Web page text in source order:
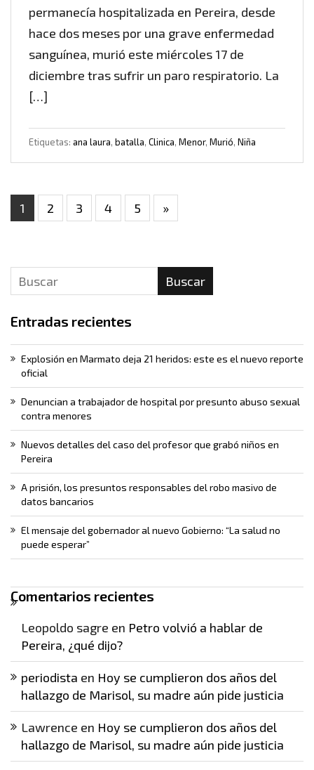
permanecía hospitalizada en Pereira, desde
hace dos meses por una grave enfermedad
sanguínea, murió este miércoles 17 de
diciembre tras sufrir un paro respiratorio. La
[…]
Etiquetas: ana laura, batalla, Clinica, Menor, Murió, Niña
1 2 3 4 5 »
Buscar
Entradas recientes
Explosión en Marmato deja 21 heridos: este es el nuevo reporte
oficial
Denuncian a trabajador de hospital por presunto abuso sexual
contra menores
Nuevos detalles del caso del profesor que grabó niños en
Pereira
A prisión, los presuntos responsables del robo masivo de
datos bancarios
El mensaje del gobernador al nuevo Gobierno: “La salud no
puede esperar”
Comentarios recientes
Leopoldo sagre en Petro volvió a hablar de
Pereira, ¿qué dijo?
periodista en Hoy se cumplieron dos años del
hallazgo de Marisol, su madre aún pide justicia
Lawrence en Hoy se cumplieron dos años del
hallazgo de Marisol, su madre aún pide justicia